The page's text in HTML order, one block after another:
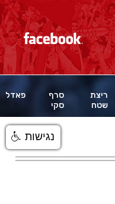
ריצת
שטח
סרף
סקי
פאדל
נגישות